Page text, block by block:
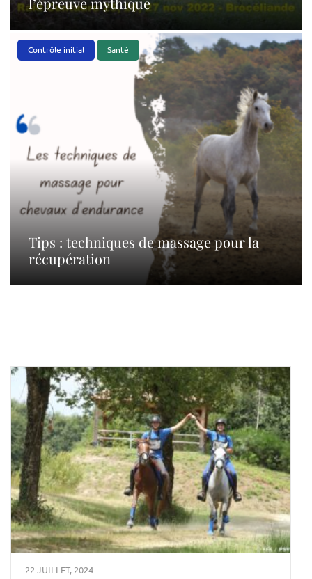
Contrôle initial Santé
Tips : techniques de massage pour la
récupération
22 JUILLET, 2024